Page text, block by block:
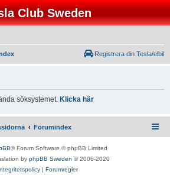
Club Sweden
Registrera din Tesla/elbil
söksystemet. Klicka här
Forumindex
® Forum Software © phpBB Limited
by phpBB Sweden © 2006-2020
| Forumregler